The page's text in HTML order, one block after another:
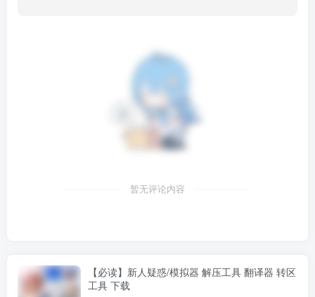
暂无评论内容
【必读】新人疑惑/模拟器 解压工具 翻译器 转区
工具 下载